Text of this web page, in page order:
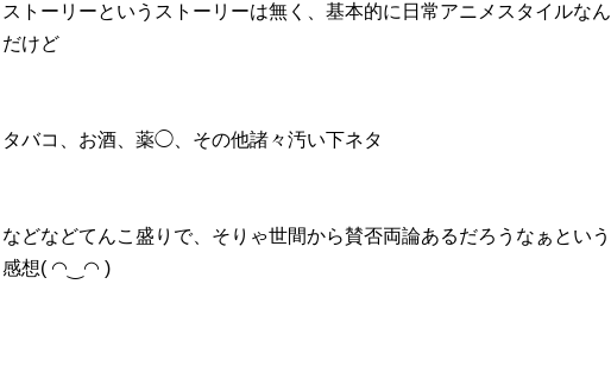
ストーリーというストーリーは無く、基本的に日常アニメスタイルなん
だけど
タバコ、お酒、薬◯、その他諸々汚い下ネタ
などなどてんこ盛りで、そりゃ世間から賛否両論あるだろうなぁという
感想( ◠‿◠ )